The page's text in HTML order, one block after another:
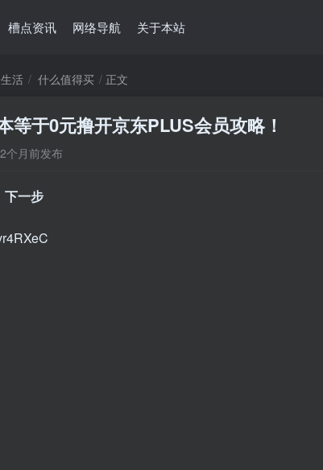
槽点资讯 网络导航 关于本站
活 什么值得买 正文
等于0元撸开京东PLUS会员攻略！
个月前发布
下一步